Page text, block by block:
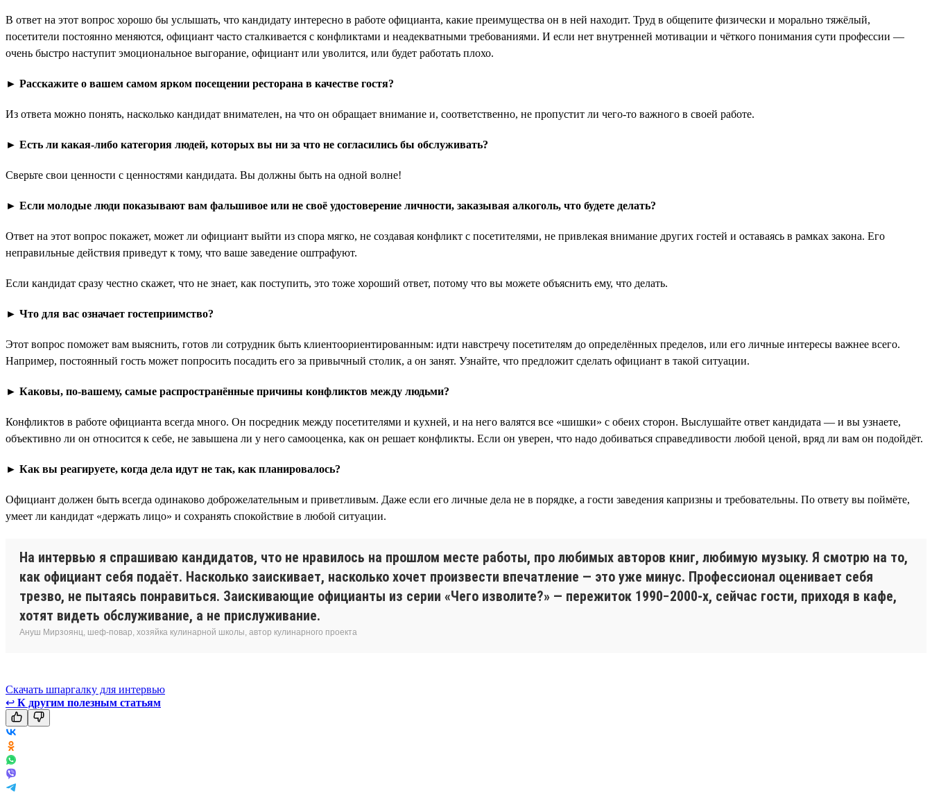
В ответ на этот вопрос хорошо бы услышать, что кандидату интересно в работе официанта, какие преимущества он в ней находит. Труд в общепите физически и морально тяжёлый,
посетители постоянно меняются, официант часто сталкивается с конфликтами и неадекватными требованиями. И если нет внутренней мотивации и чёткого понимания сути профессии —
очень быстро наступит эмоциональное выгорание, официант или уволится, или будет работать плохо.
► Расскажите о вашем самом ярком посещении ресторана в качестве гостя?
Из ответа можно понять, насколько кандидат внимателен, на что он обращает внимание и, соответственно, не пропустит ли чего-то важного в своей работе.
► Есть ли какая-либо категория людей, которых вы ни за что не согласились бы обслуживать?
Сверьте свои ценности с ценностями кандидата. Вы должны быть на одной волне!
► Если молодые люди показывают вам фальшивое или не своё удостоверение личности, заказывая алкоголь, что будете делать?
Ответ на этот вопрос покажет, может ли официант выйти из спора мягко, не создавая конфликт с посетителями, не привлекая внимание других гостей и оставаясь в рамках закона. Его
неправильные действия приведут к тому, что ваше заведение оштрафуют.
Если кандидат сразу честно скажет, что не знает, как поступить, это тоже хороший ответ, потому что вы можете объяснить ему, что делать.
► Что для вас означает гостеприимство?
Этот вопрос поможет вам выяснить, готов ли сотрудник быть клиентоориентированным: идти навстречу посетителям до определённых пределов, или его личные интересы важнее всего.
Например, постоянный гость может попросить посадить его за привычный столик, а он занят. Узнайте, что предложит сделать официант в такой ситуации.
► Каковы, по-вашему, самые распространённые причины конфликтов между людьми?
Конфликтов в работе официанта всегда много. Он посредник между посетителями и кухней, и на него валятся все «шишки» с обеих сторон. Выслушайте ответ кандидата — и вы узнаете,
объективно ли он относится к себе, не завышена ли у него самооценка, как он решает конфликты. Если он уверен, что надо добиваться справедливости любой ценой, вряд ли вам он подойдёт.
► Как вы реагируете, когда дела идут не так, как планировалось?
Официант должен быть всегда одинаково доброжелательным и приветливым. Даже если его личные дела не в порядке, а гости заведения капризны и требовательны. По ответу вы поймёте,
умеет ли кандидат «держать лицо» и сохранять спокойствие в любой ситуации.
На интервью я спрашиваю кандидатов, что не нравилось на прошлом месте работы, про любимых авторов книг, любимую музыку. Я смотрю на то,
как официант себя подаёт. Насколько заискивает, насколько хочет произвести впечатление — это уже минус. Профессионал оценивает себя
трезво, не пытаясь понравиться. Заискивающие официанты из серии «Чего изволите?» — пережиток 1990−2000-х, сейчас гости, приходя в кафе,
хотят видеть обслуживание, а не прислуживание.
Ануш Мирзоянц, шеф-повар, хозяйка кулинарной школы, автор кулинарного проекта
Скачать шпаргалку для интервью
↩ К другим полезным статьям